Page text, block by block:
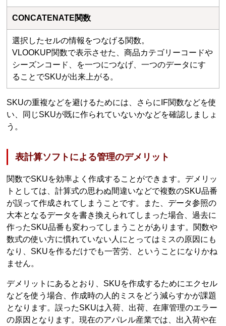
CONCATENATE関数
選択したセルの情報をつなげる関数。
VLOOKUP関数で表示させた、商品カテゴリーコードや
シーズンコード、を一つにつなげ、一つのデータにす
ることでSKUが出来上がる。
SKUの重複などを避けるためには、さらにIF関数などを使
い、同じSKUが既に作られていないかなどを確認しましょ
う。
表計算ソフトによる管理のデメリット
関数でSKUを効率よく作成することができます。デメリッ
トとしては、計算式の思わぬ間違いなどで複数のSKU品番
が誤って作成されてしまうことです。また、データ参照の
大本となるデータを書き換えられてしまった場合、過去に
作ったSKU品番も変わってしまうことがあります。関数や
数式の使い方に慣れていない人にとってはミスの原因にも
なり、SKUを作るだけでも一苦労、ということになりかね
ません。
デメリットにあるとおり、SKUを作成するためにエクセル
などを使う場合、作成時の人的ミスをどう減らすかが課題
となります。誤ったSKUは入荷、出荷、在庫管理のエラー
の原因となります。現在のアパレル産業では、出入荷や在